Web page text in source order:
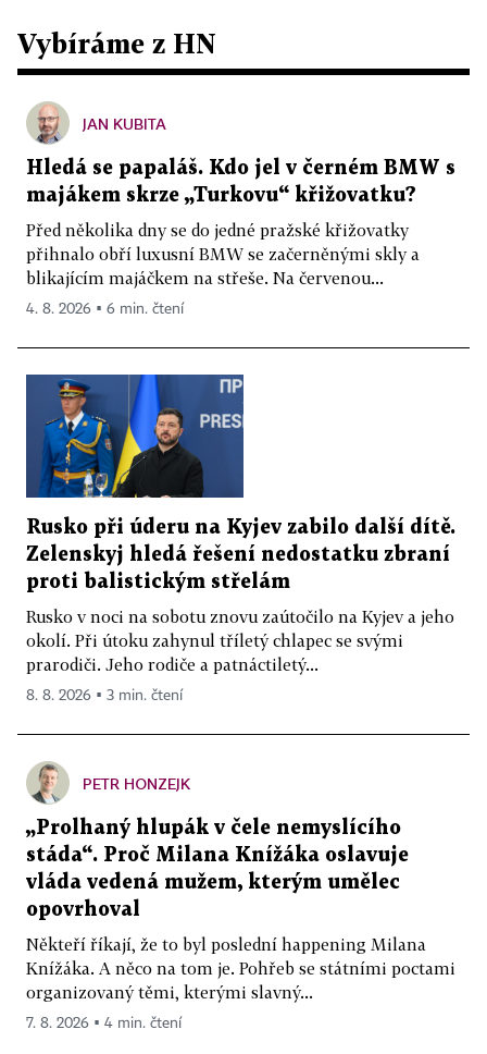
Vybíráme z HN
JAN KUBITA
Hledá se papaláš. Kdo jel v černém BMW s
majákem skrze „Turkovu“ křižovatku?
Před několika dny se do jedné pražské křižovatky
přihnalo obří luxusní BMW se začerněnými skly a
blikajícím majáčkem na střeše. Na červenou...
4. 8. 2026 ▪ 6 min. čtení
Rusko při úderu na Kyjev zabilo další dítě.
Zelenskyj hledá řešení nedostatku zbraní
proti balistickým střelám
Rusko v noci na sobotu znovu zaútočilo na Kyjev a jeho
okolí. Při útoku zahynul tříletý chlapec se svými
prarodiči. Jeho rodiče a patnáctiletý...
8. 8. 2026 ▪ 3 min. čtení
PETR HONZEJK
„Prolhaný hlupák v čele nemyslícího
stáda“. Proč Milana Knížáka oslavuje
vláda vedená mužem, kterým umělec
opovrhoval
Někteří říkají, že to byl poslední happening Milana
Knížáka. A něco na tom je. Pohřeb se státními poctami
organizovaný těmi, kterými slavný...
7. 8. 2026 ▪ 4 min. čtení